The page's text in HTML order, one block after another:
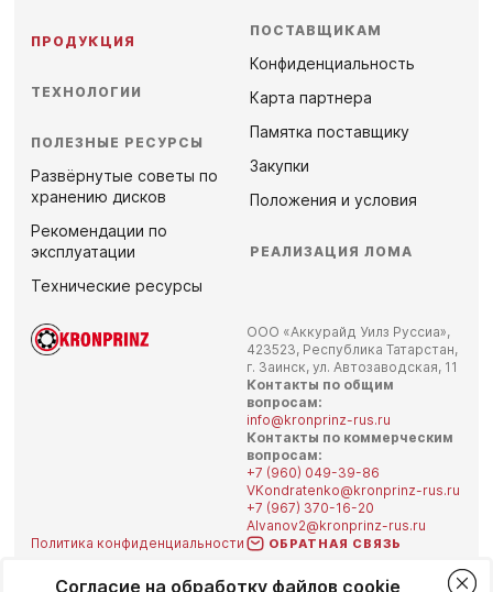
ПРОДУКЦИЯ
ТЕХНОЛОГИИ
ПОЛЕЗНЫЕ РЕСУРСЫ
Развёрнутые советы по
хранению дисков
Рекомендации по
эксплуатации
Технические ресурсы
ПОСТАВЩИКАМ
Конфиденциальность
Карта партнера
Памятка поставщику
Закупки
Положения и условия
РЕАЛИЗАЦИЯ ЛОМА
ООО «Аккурайд Уилз Руссиа»,
423523, Республика Татарстан,
г. Заинск, ул. Автозаводская, 11
Контакты по общим
вопросам:
info@kronprinz-rus.ru
Контакты по коммерческим
вопросам:
+7 (960) 049-39-86
VKondratenko@kronprinz-rus.ru
+7 (967) 370-16-20
Alvanov2@kronprinz-rus.ru
Политика конфиденциальности
ОБРАТНАЯ СВЯЗЬ
KRONPRINZ.DE
Согласие на обработку файлов cookie